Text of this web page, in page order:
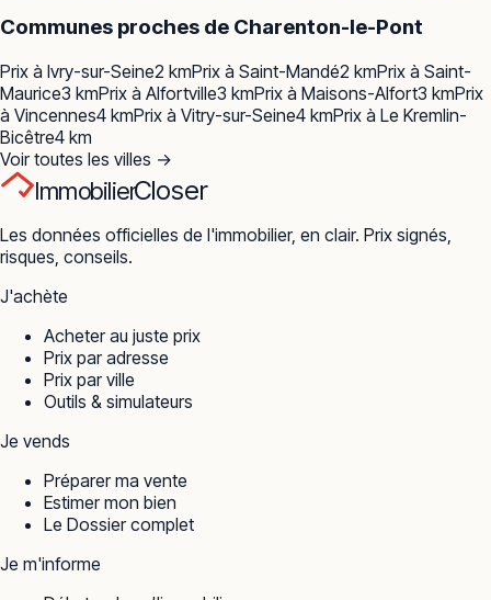
Communes proches de Charenton-le-Pont
Prix à Ivry-sur-Seine2 kmPrix à Saint-Mandé2 kmPrix à Saint-
Maurice3 kmPrix à Alfortville3 kmPrix à Maisons-Alfort3 kmPrix
à Vincennes4 kmPrix à Vitry-sur-Seine4 kmPrix à Le Kremlin-
Bicêtre4 km
Voir toutes les villes →
ImmobilierCloser
Les données officielles de l'immobilier, en clair. Prix signés,
risques, conseils.
J'achète
Acheter au juste prix
Prix par adresse
Prix par ville
Outils & simulateurs
Je vends
Préparer ma vente
Estimer mon bien
Le Dossier complet
Je m'informe